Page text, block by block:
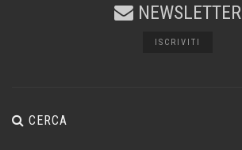
NEWSLETTER
ISCRIVITI
CERCA